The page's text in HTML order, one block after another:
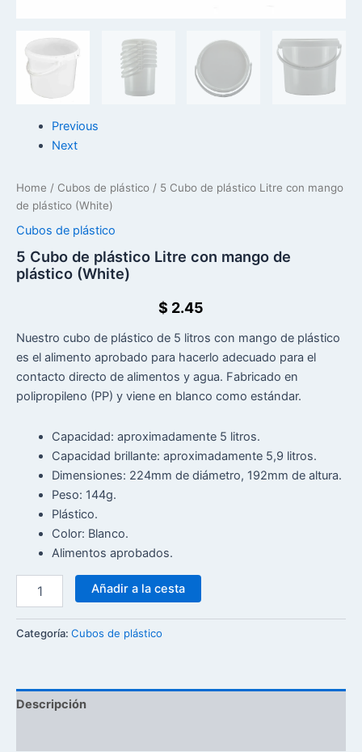
Previous
Next
Home / Cubos de plástico / 5 Cubo de plástico Litre con mango
de plástico (White)
Cubos de plástico
5 Cubo de plástico Litre con mango de
plástico (White)
$ 2.45
Nuestro cubo de plástico de 5 litros con mango de plástico
es el alimento aprobado para hacerlo adecuado para el
contacto directo de alimentos y agua. Fabricado en
polipropileno (PP) y viene en blanco como estándar.
Capacidad: aproximadamente 5 litros.
Capacidad brillante: aproximadamente 5,9 litros.
Dimensiones: 224mm de diámetro, 192mm de altura.
Peso: 144g.
Plástico.
Color: Blanco.
Alimentos aprobados.
Añadir a la cesta
Categoría: Cubos de plástico
Descripción